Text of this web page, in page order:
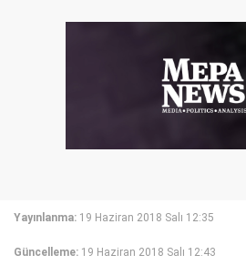
Yayınlanma: 19 Haziran 2018 Salı 12:35
Güncelleme: 19 Haziran 2018 Salı 12:43